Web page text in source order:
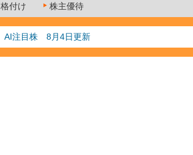
格付け 株主優待
AI注目株 8月4日更新
人気業種注目株 8月3日更新